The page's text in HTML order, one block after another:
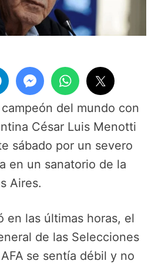
del mundo con
César Luis Menotti
sábado por un severo
en un sanatorio de la
Aires.
en las últimas horas, el
de las Selecciones
AFA se sentía débil y no